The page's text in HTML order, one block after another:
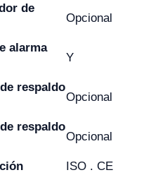
de
Opcional
alarma
Y
respaldo
Opcional
respaldo
Opcional
ISO . CE